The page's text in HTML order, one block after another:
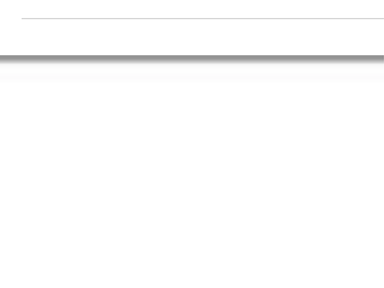
るブータンの祭り